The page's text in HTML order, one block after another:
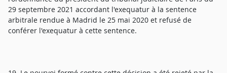
29 septembre 2021 accordant l'exequatur à la sentence
arbitrale rendue à Madrid le 25 mai 2020 et refusé de
conférer l'exequatur à cette sentence.